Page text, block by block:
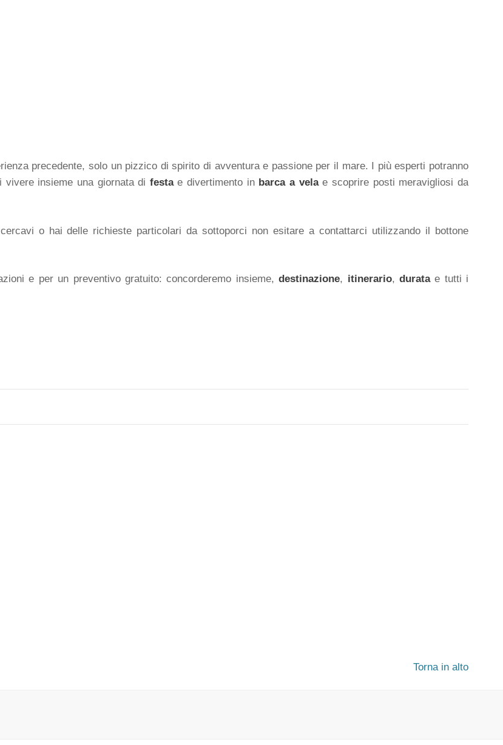
precedente, solo un pizzico di spirito di avventura e passione per il mare. I più esperti potranno
insieme una giornata di festae divertimento in barca a velae scoprire posti meravigliosi da
o hai delle richieste particolari da sottoporci non esitare a contattarci utilizzando il bottone
e per un preventivo gratuito: concorderemo insieme,destinazione, itinerario, duratae tutti i
Torna in alto